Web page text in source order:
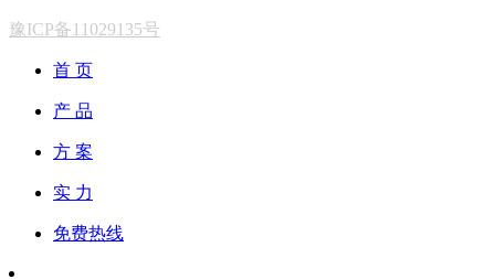
豫ICP备11029135号
首 页
产 品
方 案
实 力
免费热线